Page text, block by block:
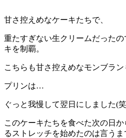
甘さ控えめなケーキたちで、
重たすぎない生クリームだった
キを制覇。
こちらも甘さ控えめなモンブラン
プリンは…
ぐっと我慢して翌日にしました(
このケーキたちを食べた次の日
るストレッチを始めたのは言う